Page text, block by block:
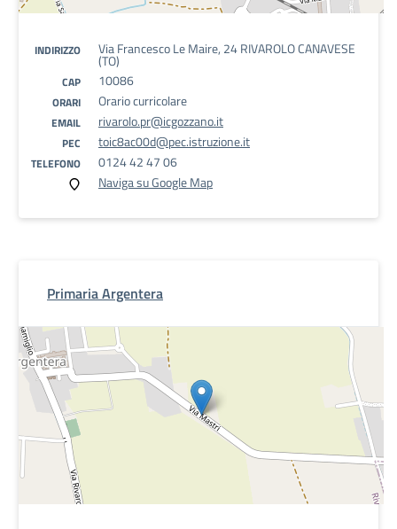
INDIRIZZO Via Francesco Le Maire, 24 RIVAROLO CANAVESE
(TO)
CAP 10086
ORARI Orario curricolare
EMAIL rivarolo.pr@icgozzano.it
PEC toic8ac00d@pec.istruzione.it
TELEFONO
0124 42 47 06
Naviga su Google Map
Primaria Argentera